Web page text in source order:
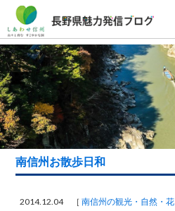
南信州お散歩日和
2014.12.04 ［南信州の観光・自然・花